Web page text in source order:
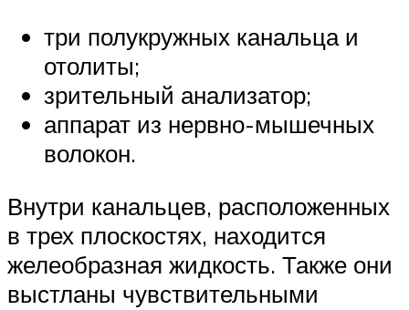
три полукружных канальца и
отолиты;
зрительный анализатор;
аппарат из нервно-мышечных
волокон.
Внутри канальцев, расположенных
в трех плоскостях, находится
желеобразная жидкость. Также они
выстланы чувствительными